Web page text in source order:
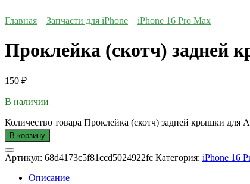
Главная Запчасти для iPhone iPhone 16 Pro Max
Проклейка (скотч) задней
150 ₽
В наличии
Количество товара Проклейка (скотч) задней крышки для
В корзину
Артикул: 68d4173c5f81ccd5024922fc Категория: iPhone 16
Описание